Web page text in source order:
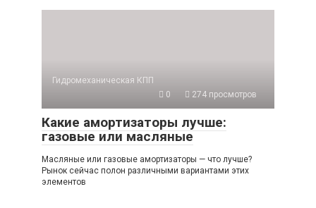
Гидромеханическая КПП
0
274 просмотров
Какие амортизаторы лучше:
газовые или масляные
Масляные или газовые амортизаторы — что лучше?
Рынок сейчас полон различными вариантами этих
элементов